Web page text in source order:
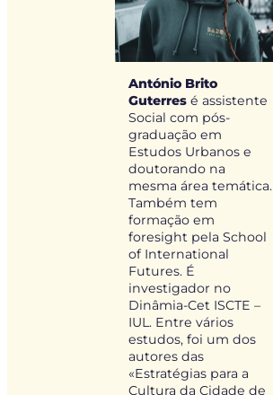
António Brito
Guterres é assistente
Social com pós-
graduação em
Estudos Urbanos e
doutorando na
mesma área temática.
Também tem
formação em
foresight pela School
of International
Futures. É
investigador no
Dinâmia-Cet ISCTE –
IUL. Entre vários
estudos, foi um dos
autores das
«Estratégias para a
Cultura da Cidade de